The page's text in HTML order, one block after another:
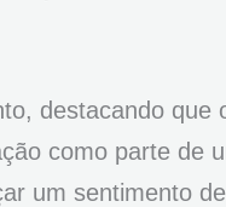
destacando que
como parte de
um sentimento de